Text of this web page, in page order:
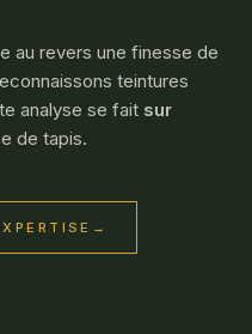
au revers une finesse de
teintures
analyse se fait sur
de tapis.
→